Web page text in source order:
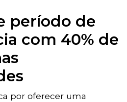
período de
com 40% de
por oferecer uma